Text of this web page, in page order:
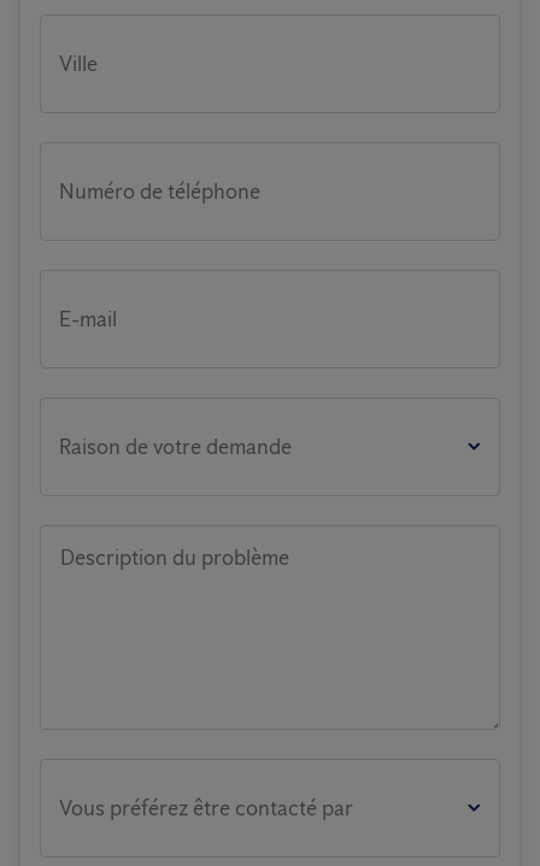
Ville
Numéro de téléphone
E-mail
Raison de votre demande
Description du problème
Vous préférez être contacté par